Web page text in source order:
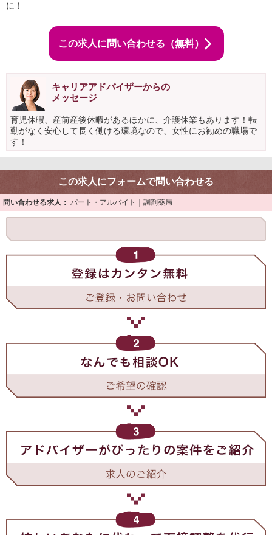
に！
この求人に問い合わせる（無料）
キャリアアドバイザーからの
メッセージ
育児休暇、産前産後休暇があるほかに、介護休業もあります！転
勤がなく安心して長く働ける環境なので、女性にお勧めの職場で
す！
この求人にフォームで問い合わせる
問い合わせる求人： パート・アルバイト｜調剤薬局